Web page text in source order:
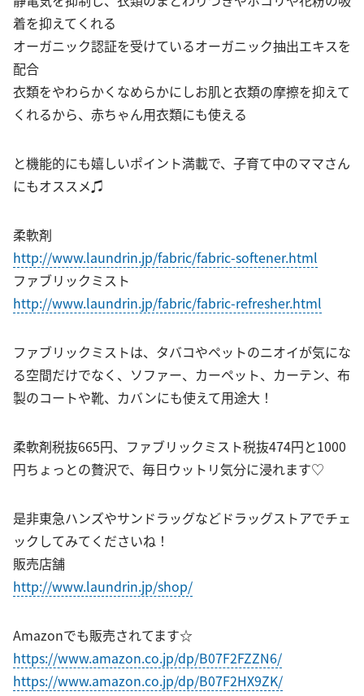
着を抑えてくれる
オーガニック認証を受けているオーガニック抽出エキスを
配合
衣類をやわらかくなめらかにしお肌と衣類の摩擦を抑えて
くれるから、赤ちゃん用衣類にも使える
と機能的にも嬉しいポイント満載で、子育て中のママさん
にもオススメ♫
柔軟剤
http://www.laundrin.jp/fabric/fabric-softener.html
ファブリックミスト
http://www.laundrin.jp/fabric/fabric-refresher.html
ファブリックミストは、タバコやペットのニオイが気にな
る空間だけでなく、ソファー、カーペット、カーテン、布
製のコートや靴、カバンにも使えて用途大！
柔軟剤税抜665円、ファブリックミスト税抜474円と1000
円ちょっとの贅沢で、毎日ウットリ気分に浸れます♡
是非東急ハンズやサンドラッグなどドラッグストアでチェ
ックしてみてくださいね！
販売店舗
http://www.laundrin.jp/shop/
Amazonでも販売されてます☆
https://www.amazon.co.jp/dp/B07F2FZZN6/
https://www.amazon.co.jp/dp/B07F2HX9ZK/